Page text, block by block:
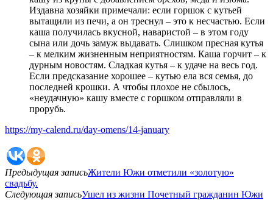
Издавна хозяйки примечали: если горшок с кутьей
вытащили из печи, а он треснул – это к несчастью. Если
каша получилась вкусной, наваристой – в этом году
сына или дочь замуж выдавать. Слишком пресная кутья
– к мелким жизненным неприятностям. Каша горчит – к
дурным новостям. Сладкая кутья – к удаче на весь год.
Если предсказание хорошее – кутью ела вся семья, до
последней крошки. А чтобы плохое не сбылось,
«неудачную» кашу вместе с горшком отправляли в
прорубь.
https://my-calend.ru/day-omens/14-january
Предыдущая записьЖители Южи отметили «золотую»
свадьбу.
Следующая записьУшел из жизни Почетный гражданин Южи